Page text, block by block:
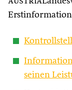
seinen